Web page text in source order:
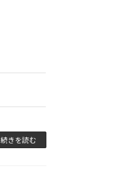
続きを読む